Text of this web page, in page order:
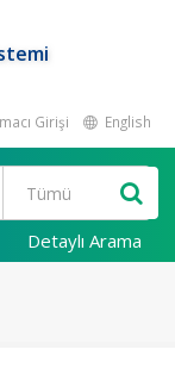
Girişi English
Detaylı Arama